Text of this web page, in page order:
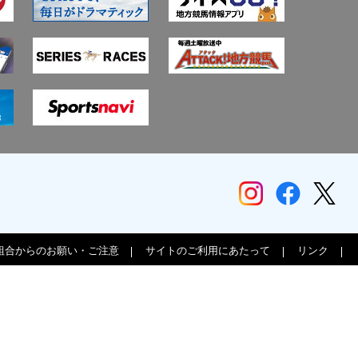
合からのお願い・ご注意 サイトのご利用にあたって リンク